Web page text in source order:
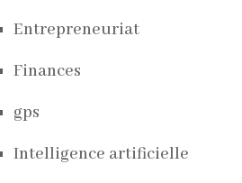
Entrepreneuriat
Finances
gps
Intelligence artificielle